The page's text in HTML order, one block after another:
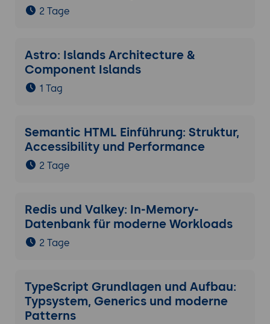
2 Tage
Astro: Islands Architecture &
Component Islands
1 Tag
Semantic HTML Einführung: Struktur,
Accessibility und Performance
2 Tage
Redis und Valkey: In-Memory-
Datenbank für moderne Workloads
2 Tage
TypeScript Grundlagen und Aufbau:
Typsystem, Generics und moderne
Patterns